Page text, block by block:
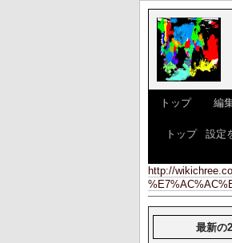
トップ] [ 編
トップ| 設定
http://
最新の